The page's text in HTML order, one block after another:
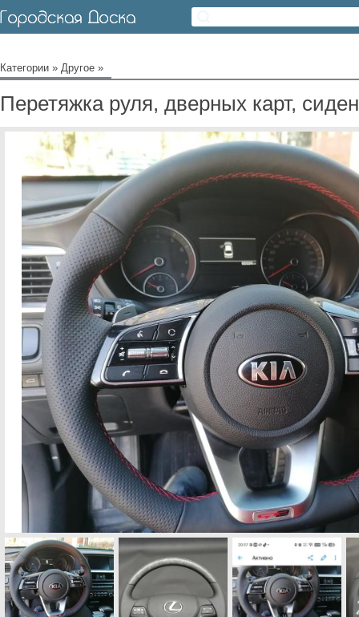
Категории » Другое »
Перетяжка руля, дверных карт,